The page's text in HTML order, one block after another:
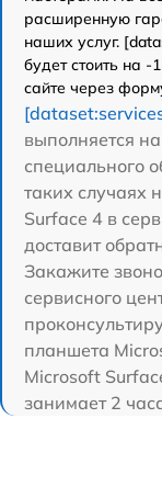
расширенную
наших услуг.
будет стоить на
сайте через
выполняется
специального
таких случаях
Surface 4 в
доставит
Закажите
сервисного
планшета
Microsoft
занимает 2